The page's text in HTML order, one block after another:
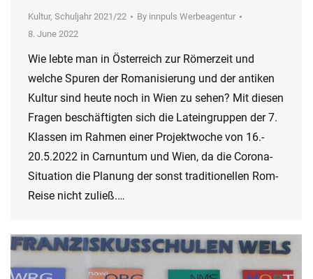
Kultur, Schuljahr 2021/22 By innpuls Werbeagentur
8. June 2022
Wie lebte man in Österreich zur Römerzeit und
welche Spuren der Romanisierung und der antiken
Kultur sind heute noch in Wien zu sehen? Mit diesen
Fragen beschäftigten sich die Lateingruppen der 7.
Klassen im Rahmen einer Projektwoche von 16.-
20.5.2022 in Carnuntum und Wien, da die Corona-
Situation die Planung der sonst traditionellen Rom-
Reise nicht zuließ.…